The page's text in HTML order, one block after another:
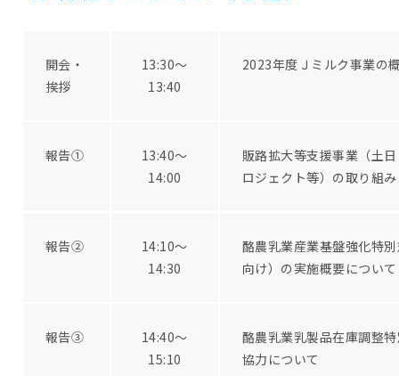
開会・
挨拶
13:30～
13:40
2023年度Ｊミルク事業の
報告①
13:40～
14:00
販路拡大等支援事業（土
ロジェクト等）の取り組
報告②
14:10～
14:30
酪農乳業産業基盤強化特
向け）の実施概要について
報告③
14:40～
15:10
酪農乳業乳製品在庫調整
協力について